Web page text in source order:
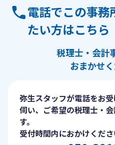
電話でこの事務
たい方はこちら
税理士・会計
おまかせく
弥生スタッフが電話をお
伺い、ご希望の税理士・
す。
受付時間内におかけくださ